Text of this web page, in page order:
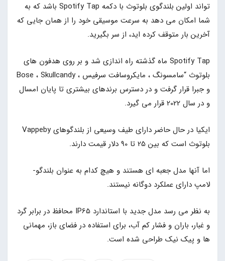
تواند اولین بلندگوی بلوتوث با دکمه Spotify Tap باشد که به
شما امکان می دهد به سرعت موسیقی خود را از همان جایی که
آخرین بار متوقف کرده اید، از سر بگیرید.
Spotify Tap ماه گذشته راه اندازی شد و بر روی هدفون های
بلوتوث “سامسونگ ، مایکروسافت سرفیس ، Bose ، Skullcandy
و جبرا قرار گرفت و در دسترس برندهای بیشتری تا پایان امسال
و در سال 2022 قرار می گیرد.
ایکیا در حال حاضر دارای طیف وسیعی از بلندگوهای Vappeby
بلوتوث است که بین 25 تا 90 دلار قیمت دارند.
اما آنها مدل جعبه ای هستند و هیچ کدام به عنوان بلندگو-
لامپ دارای عملکرد دوگانه نیستند.
به نظر می رسد مدل جدید با استاندارد IP65 محافظ در برابر گرد
و غبار، باران و فشار کم آب، برای استفاده در فضای باز، مهمانی
ها و پیک نیک طراحی شده است.